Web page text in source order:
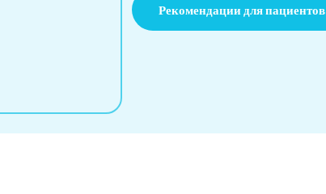
Рекомендации для пациентов